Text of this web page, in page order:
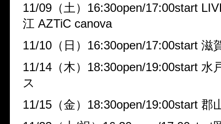
11/09 （土） 16:30open/17:00start
江 AZTiC canova
11/10 （日） 16:30open/17:00start 滋
11/14 （木） 18:30open/19:00start 水
ス
11/15 （金） 18:30open/19:00start 郡